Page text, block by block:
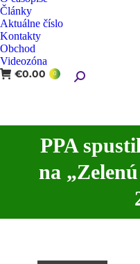
Články
Aktuálne číslo
Kontakty
Obchod
Videozóna
€0.00 0 Search:
PPA
na